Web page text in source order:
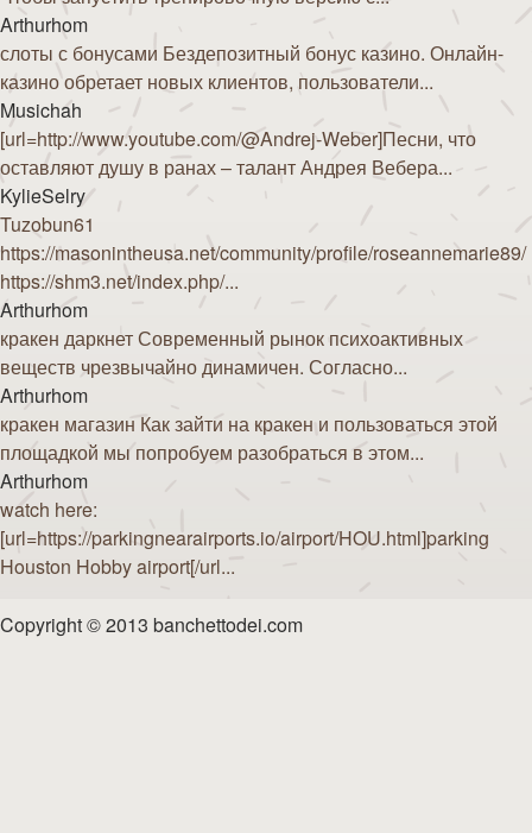
Arthurhom
слоты с бонусами Бездепозитный бонус казино. Онлайн-
казино обретает новых клиентов, пользователи...
Musichah
[url=http://www.youtube.com/@Andrej-Weber]Песни, что
оставляют душу в ранах – талант Андрея Вебера...
KylieSelry
Tuzobun61
https://masonintheusa.net/community/profile/roseannemarie89/
https://shm3.net/index.php/...
Arthurhom
кракен даркнет Современный рынок психоактивных
веществ чрезвычайно динамичен. Согласно...
Arthurhom
кракен магазин Как зайти на кракен и пользоваться этой
площадкой мы попробуем разобраться в этом...
Arthurhom
watch here:
[url=https://parkingnearairports.io/airport/HOU.html]parking
Houston Hobby airport[/url...
Copyright © 2013 banchettodei.com